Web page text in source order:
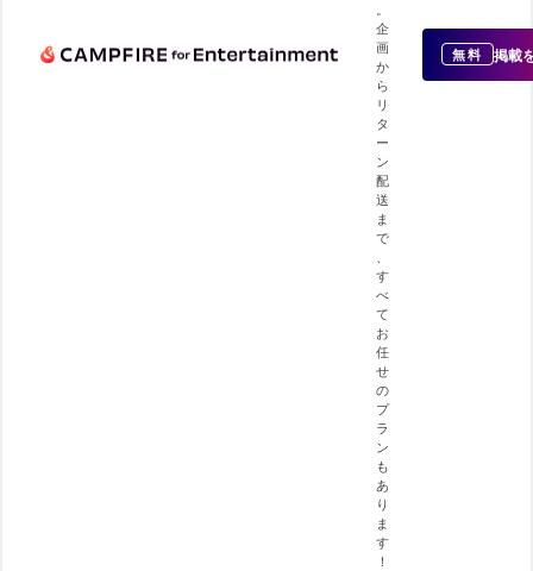
企
画
か
ら
リ
タ
ー
ン
配
送
ま
で
す
べ
て
お
任
せ
の
プ
ラ
ン
も
あ
り
ま
す
！
無料 掲載